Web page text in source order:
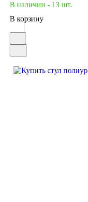
В наличии - 13 шт.
В корзину